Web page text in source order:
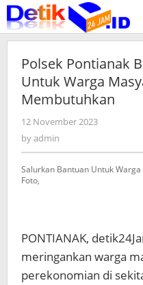
Skip
to
content
Polsek Pontianak
Untuk Warga
Membutuhkan
12 November 2023
byadmin
Salurkan Bantuan Untuk
Foto,
PONTIANAK,
meringankan warga
perekonomian di